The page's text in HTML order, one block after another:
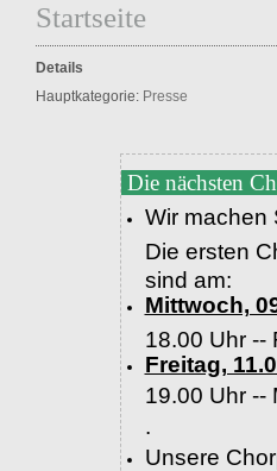
Startseite
Details
Hauptkategorie: Presse
Die nächsten
Wir machen
Die ersten
sind am:
Mittwoch,
18.00 Uhr --
Freitag,
19.00 Uhr --
.
Unsere